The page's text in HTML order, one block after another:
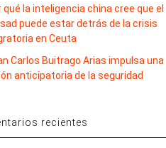
qué la inteligencia china cree que el
puede estar detrás de la crisis
en Ceuta
Carlos Buitrago Arias impulsa una
anticipatoria de la seguridad
recientes